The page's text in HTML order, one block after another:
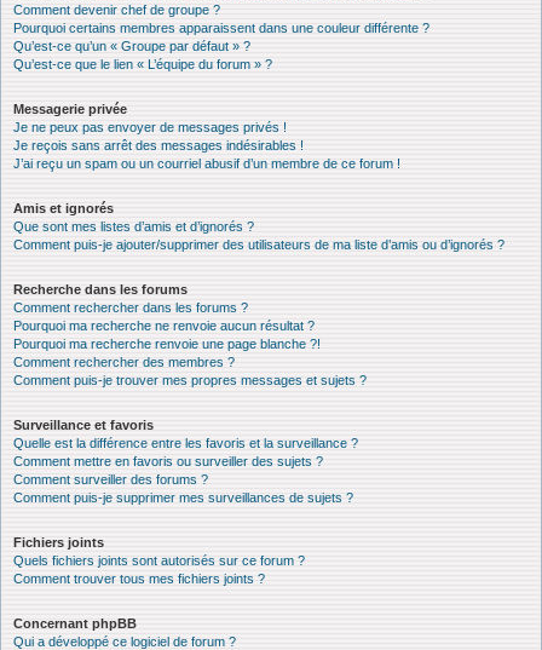
Comment devenir chef de groupe ?
Pourquoi certains membres apparaissent dans une couleur différente ?
Qu’est-ce qu’un « Groupe par défaut » ?
Qu’est-ce que le lien « L’équipe du forum » ?
Messagerie privée
Je ne peux pas envoyer de messages privés !
Je reçois sans arrêt des messages indésirables !
J’ai reçu un spam ou un courriel abusif d’un membre de ce forum !
Amis et ignorés
Que sont mes listes d’amis et d’ignorés ?
Comment puis-je ajouter/supprimer des utilisateurs de ma liste d’amis ou d’ignorés ?
Recherche dans les forums
Comment rechercher dans les forums ?
Pourquoi ma recherche ne renvoie aucun résultat ?
Pourquoi ma recherche renvoie une page blanche ?!
Comment rechercher des membres ?
Comment puis-je trouver mes propres messages et sujets ?
Surveillance et favoris
Quelle est la différence entre les favoris et la surveillance ?
Comment mettre en favoris ou surveiller des sujets ?
Comment surveiller des forums ?
Comment puis-je supprimer mes surveillances de sujets ?
Fichiers joints
Quels fichiers joints sont autorisés sur ce forum ?
Comment trouver tous mes fichiers joints ?
Concernant phpBB
Qui a développé ce logiciel de forum ?